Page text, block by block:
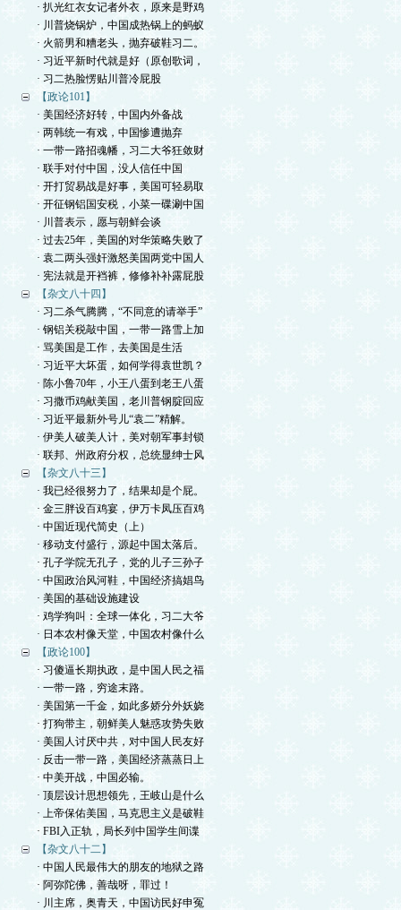
· 扒光红衣女记者外衣，原来是野鸡
· 川普烧锅炉，中国成热锅上的蚂蚁
· 火箭男和糟老头，抛弃破鞋习二。
· 习近平新时代就是好（原创歌词，
· 习二热脸愣贴川普冷屁股
【政论101】
· 美国经济好转，中国内外备战
· 两韩统一有戏，中国惨遭抛弃
· 一带一路招魂幡，习二大爷狂敛财
· 联手对付中国，没人信任中国
· 开打贸易战是好事，美国可轻易取
· 开征钢铝国安税，小菜一碟涮中国
· 川普表示，愿与朝鲜会谈
· 过去25年，美国的对华策略失败了
· 袁二两头强奸激怒美国两党中国人
· 宪法就是开裆裤，修修补补露屁股
【杂文八十四】
· 习二杀气腾腾，“不同意的请举手”
· 钢铝关税敲中国，一带一路雪上加
· 骂美国是工作，去美国是生活
· 习近平大坏蛋，如何学得袁世凯？
· 陈小鲁70年，小王八蛋到老王八蛋
· 习撒币鸡献美国，老川普钢腚回应
· 习近平最新外号儿“袁二”精解。
· 伊美人破美人计，美对朝军事封锁
· 联邦、州政府分权，总统显绅士风
【杂文八十三】
· 我已经很努力了，结果却是个屁。
· 金三胖设百鸡宴，伊万卡凤压百鸡
· 中国近现代简史（上）
· 移动支付盛行，源起中国太落后。
· 孔子学院无孔子，党的儿子三孙子
· 中国政治风河鞋，中国经济搞娼鸟
· 美国的基础设施建设
· 鸡学狗叫：全球一体化，习二大爷
· 日本农村像天堂，中国农村像什么
【政论100】
· 习傻逼长期执政，是中国人民之福
· 一带一路，穷途末路。
· 美国第一千金，如此多娇分外妖娆
· 打狗带主，朝鲜美人魅惑攻势失败
· 美国人讨厌中共，对中国人民友好
· 反击一带一路，美国经济蒸蒸日上
· 中美开战，中国必输。
· 顶层设计思想领先，王岐山是什么
· 上帝保佑美国，马克思主义是破鞋
· FBI入正轨，局长列中国学生间谍
【杂文八十二】
· 中国人民最伟大的朋友的地狱之路
· 阿弥陀佛，善哉呀，罪过！
· 川主席，奥青天，中国访民好申冤